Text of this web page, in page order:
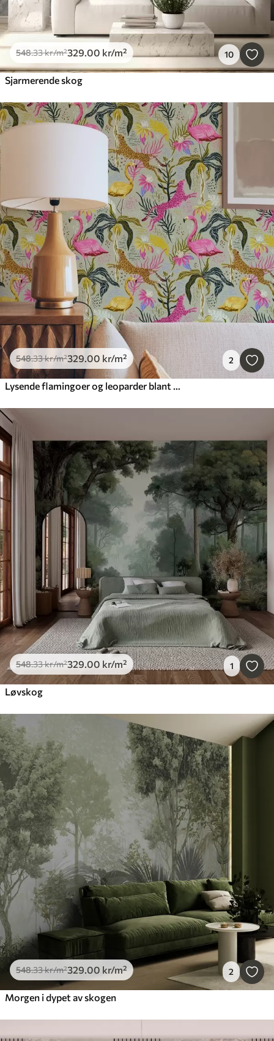
548.33kr/m²329.00 kr/m² 10
Sjarmerende skog
548.33kr/m²329.00 kr/m² 2
Lysende flamingoer og leoparder blant tropiske planter
548.33kr/m²329.00 kr/m² 1
Løvskog
548.33kr/m²329.00 kr/m² 2
Morgen i dypet av skogen